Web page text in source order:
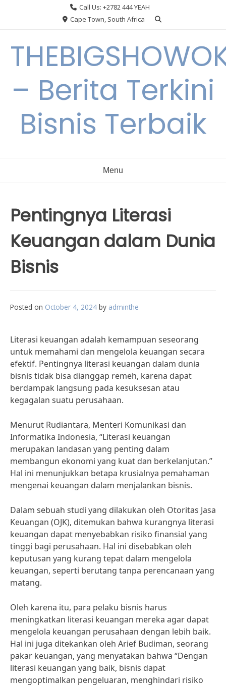
Call Us: +2782 444 YEAH
Cape Town, South Africa
– Berita Terkini
Bisnis Terbaik
Menu
Pentingnya Literasi
Keuangan dalam Dunia
Bisnis
Posted on October 4, 2024 by adminthe
Literasi keuangan adalah kemampuan seseorang
untuk memahami dan mengelola keuangan secara
efektif. Pentingnya literasi keuangan dalam dunia
bisnis tidak bisa dianggap remeh, karena dapat
berdampak langsung pada kesuksesan atau
kegagalan suatu perusahaan.
Menurut Rudiantara, Menteri Komunikasi dan
Informatika Indonesia, “Literasi keuangan
merupakan landasan yang penting dalam
membangun ekonomi yang kuat dan berkelanjutan.”
Hal ini menunjukkan betapa krusialnya pemahaman
mengenai keuangan dalam menjalankan bisnis.
Dalam sebuah studi yang dilakukan oleh Otoritas Jasa
Keuangan (OJK), ditemukan bahwa kurangnya literasi
keuangan dapat menyebabkan risiko finansial yang
tinggi bagi perusahaan. Hal ini disebabkan oleh
keputusan yang kurang tepat dalam mengelola
keuangan, seperti berutang tanpa perencanaan yang
matang.
Oleh karena itu, para pelaku bisnis harus
meningkatkan literasi keuangan mereka agar dapat
mengelola keuangan perusahaan dengan lebih baik.
Hal ini juga ditekankan oleh Arief Budiman, seorang
pakar keuangan, yang menyatakan bahwa “Dengan
literasi keuangan yang baik, bisnis dapat
mengoptimalkan pengeluaran, menghindari risiko